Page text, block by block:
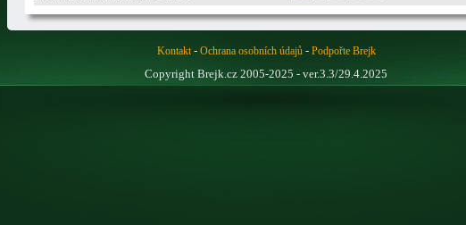
Kontakt- Ochrana osobních údajů- Podpořte Brejk
Copyright Brejk.cz 2005-2025 - ver.3.3/29.4.2025